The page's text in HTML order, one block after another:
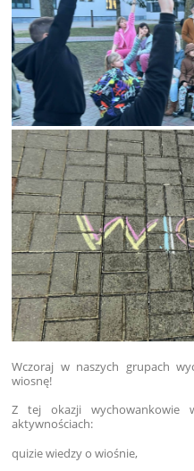
Wczoraj w naszych grupach
wiosnę!
Z tej okazji wychowankowie
aktywnościach:
quizie wiedzy o wiośnie,